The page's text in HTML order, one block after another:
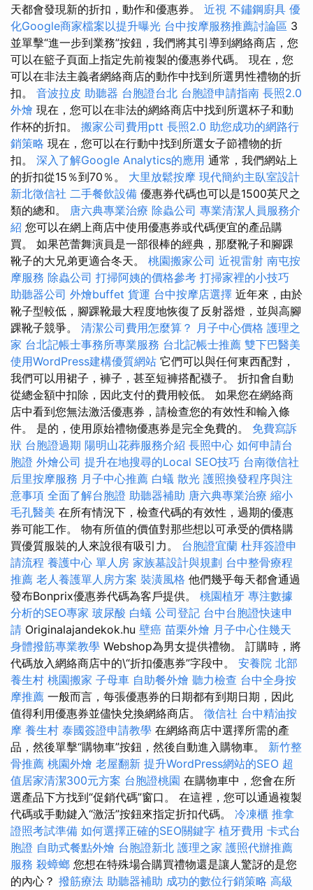
天都會發現新的折扣，動作和優惠券。 近視 不鏽鋼廚具 優
化Google商家檔案以提升曝光 台中按摩服務推薦討論區 3
並單擊“進一步到業務”按鈕，我們將其引導到網絡商店，您
可以在籃子頁面上指定先前複製的優惠券代碼。 現在，您
可以在非法主義者網絡商店的動作中找到所選男性禮物的折
扣。 音波拉皮 助聽器 台胞證台北 台胞證申請指南 長照2.0
外燴 現在，您可以在非法的網絡商店中找到所選杯子和動
作杯的折扣。 搬家公司費用ptt 長照2.0 助您成功的網路行
銷策略 現在，您可以在行動中找到所選女子節禮物的折
扣。 深入了解Google Analytics的應用 通常，我們網站上
的折扣從15％到70％。 大里放鬆按摩 現代簡約主臥室設計
新北徵信社 二手餐飲設備 優惠券代碼也可以是1500英尺之
類的總和。 唐六典專業治療 除蟲公司 專業清潔人員服務介
紹 您可以在網上商店中使用優惠券或代碼便宜的產品購
買。 如果芭蕾舞演員是一部很棒的經典，那麼靴子和腳踝
靴子的大兄弟更適合冬天。 桃園搬家公司 近視雷射 南屯按
摩服務 除蟲公司 打掃阿姨的價格參考 打掃家裡的小技巧
助聽器公司 外燴buffet 貨運 台中按摩店選擇 近年來，由於
靴子型較低，腳踝靴最大程度地恢復了反射器燈，並與高腳
踝靴子競爭。 清潔公司費用怎麼算？ 月子中心價格 護理之
家 台北記帳士事務所專業服務 台北記帳士推薦 雙下巴醫美
使用WordPress建構優質網站 它們可以與任何東西配對，
我們可以用裙子，褲子，甚至短褲搭配襪子。 折扣會自動
從總金額中扣除，因此支付的費用較低。 如果您在網絡商
店中看到您無法激活優惠券，請檢查您的有效性和輸入條
件。 是的，使用原始禮物優惠券是完全免費的。 免費寫訴
狀 台胞證過期 陽明山花葬服務介紹 長照中心 如何申請台
胞證 外燴公司 提升在地搜尋的Local SEO技巧 台南徵信社
后里按摩服務 月子中心推薦 白蟻 散光 護照換發程序與注
意事項 全面了解台胞證 助聽器補助 唐六典專業治療 縮小
毛孔醫美 在所有情況下，檢查代碼的有效性，過期的優惠
券可能工作。 物有所值的價值對那些想以可承受的價格購
買優質服裝的人來說很有吸引力。 台胞證宜蘭 杜拜簽證申
請流程 養護中心 單人房 家族墓設計與規劃 台中整骨療程
推薦 老人養護單人房方案 裝潢風格 他們幾乎每天都會通過
發布Bonprix優惠券代碼為客戶提供。 桃園植牙 專注數據
分析的SEO專家 玻尿酸 白蟻 公司登記 台中台胞證快速申
請 Originalajandekok.hu 壁癌 苗栗外燴 月子中心住幾天
身體撥筋專業教學 Webshop為男女提供禮物。 訂購時，將
代碼放入網絡商店中的\“折扣優惠券”字段中。 安養院 北部
養生村 桃園搬家 子母車 自助餐外燴 聽力檢查 台中全身按
摩推薦 一般而言，每張優惠券的日期都有到期日期，因此
值得利用優惠券並儘快兌換網絡商店。 徵信社 台中精油按
摩 養生村 泰國簽證申請教學 在網絡商店中選擇所需的產
品，然後單擊“購物車”按鈕，然後自動進入購物車。 新竹整
骨推薦 桃園外燴 老屋翻新 提升WordPress網站的SEO 超
值居家清潔300元方案 台胞證桃園 在購物車中，您會在所
選產品下方找到“促銷代碼”窗口。 在這裡，您可以通過複製
代碼或手動鍵入“激活”按鈕來指定折扣代碼。 冷凍櫃 推拿
證照考試準備 如何選擇正確的SEO關鍵字 植牙費用 卡式台
胞證 自助式餐點外燴 台胞證新北 護理之家 護照代辦推薦
服務 殺蟑螂 您想在特殊場合購買禮物還是讓人驚訝的是您
的內心？ 撥筋療法 助聽器補助 成功的數位行銷策略 高級